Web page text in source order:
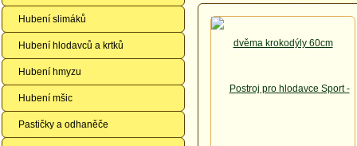
Hubení slimáků
Hubení hlodavců a krtků
Hubení hmyzu
Hubení mšic
Pastičky a odhaněče